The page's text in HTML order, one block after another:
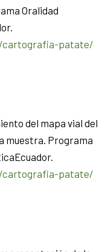
Oralidad
cartografia-patate/
del mapa vial del
muestra. Programa
cartografia-patate/